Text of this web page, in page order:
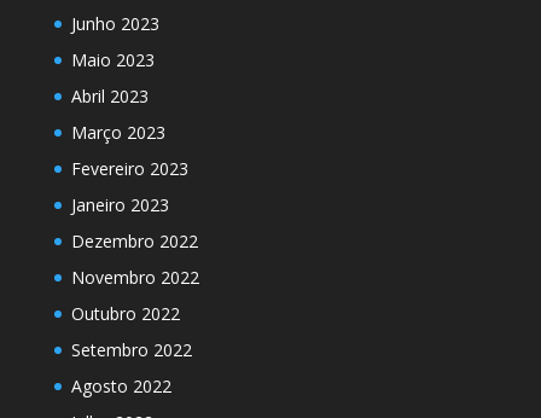
Junho 2023
Maio 2023
Abril 2023
Março 2023
Fevereiro 2023
Janeiro 2023
Dezembro 2022
Novembro 2022
Outubro 2022
Setembro 2022
Agosto 2022